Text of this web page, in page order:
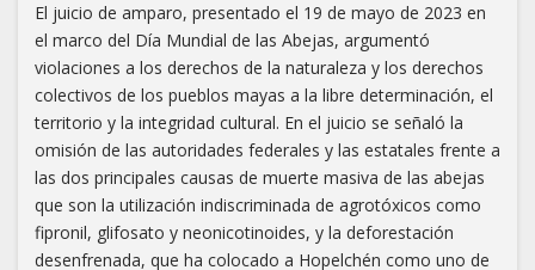
El juicio de amparo, presentado el 19 de mayo de 2023 en
el marco del Día Mundial de las Abejas, argumentó
violaciones a los derechos de la naturaleza y los derechos
colectivos de los pueblos mayas a la libre determinación, el
territorio y la integridad cultural. En el juicio se señaló la
omisión de las autoridades federales y las estatales frente a
las dos principales causas de muerte masiva de las abejas
que son la utilización indiscriminada de agrotóxicos como
fipronil, glifosato y neonicotinoides, y la deforestación
desenfrenada, que ha colocado a Hopelchén como uno de